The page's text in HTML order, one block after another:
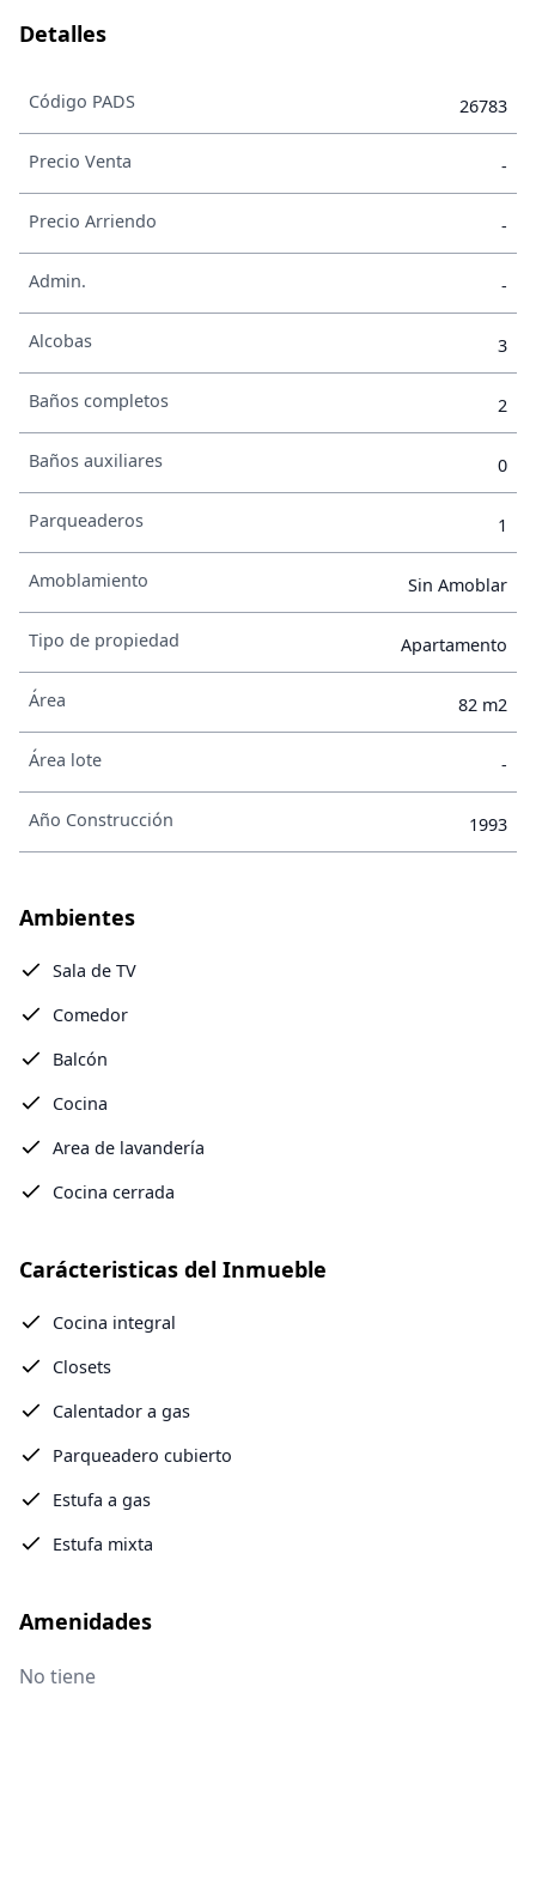
Detalles
Código PADS 26783
Precio Venta -
Precio Arriendo -
Admin. -
Alcobas 3
Baños completos 2
Baños auxiliares 0
Parqueaderos 1
Amoblamiento Sin Amoblar
Tipo de propiedad Apartamento
Área 82 m2
Área lote -
Año Construcción 1993
Ambientes
Sala de TV
Comedor
Balcón
Cocina
Area de lavandería
Cocina cerrada
Carácteristicas del Inmueble
Cocina integral
Closets
Calentador a gas
Parqueadero cubierto
Estufa a gas
Estufa mixta
Amenidades
No tiene